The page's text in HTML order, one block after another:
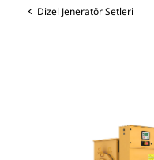
Dizel Jeneratör Setleri